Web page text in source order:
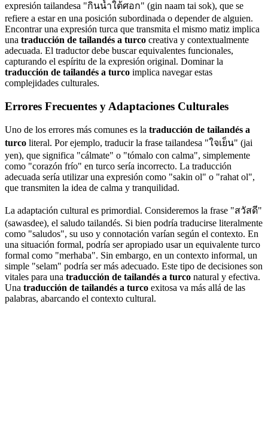
expresión tailandesa "กินน้ำใต้ศอก" (gin naam tai sok), que se
refiere a estar en una posición subordinada o depender de alguien.
Encontrar una expresión turca que transmita el mismo matiz implica
una traducción de tailandés a turco creativa y contextualmente
adecuada. El traductor debe buscar equivalentes funcionales,
capturando el espíritu de la expresión original. Dominar la
traducción de tailandés a turco implica navegar estas
complejidades culturales.
Errores Frecuentes y Adaptaciones Culturales
Uno de los errores más comunes es la traducción de tailandés a
turco literal. Por ejemplo, traducir la frase tailandesa "ใจเย็น" (jai
yen), que significa "cálmate" o "tómalo con calma", simplemente
como "corazón frío" en turco sería incorrecto. La traducción
adecuada sería utilizar una expresión como "sakin ol" o "rahat ol",
que transmiten la idea de calma y tranquilidad.
La adaptación cultural es primordial. Consideremos la frase "สวัสดี"
(sawasdee), el saludo tailandés. Si bien podría traducirse literalmente
como "saludos", su uso y connotación varían según el contexto. En
una situación formal, podría ser apropiado usar un equivalente turco
formal como "merhaba". Sin embargo, en un contexto informal, un
simple "selam" podría ser más adecuado. Este tipo de decisiones son
vitales para una traducción de tailandés a turco natural y efectiva.
Una traducción de tailandés a turco exitosa va más allá de las
palabras, abarcando el contexto cultural.